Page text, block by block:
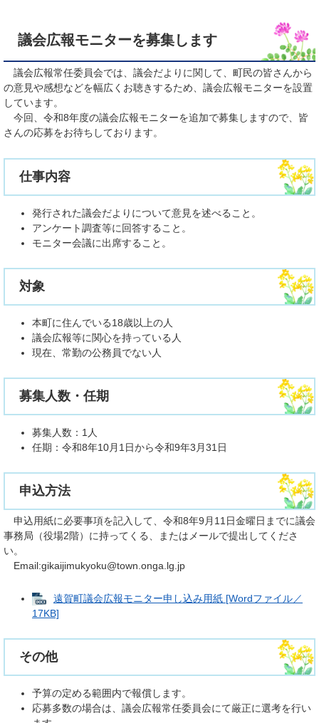
議会広報モニターを募集します
議会広報常任委員会では、議会だよりに関して、町民の皆さんから
の意見や感想などを幅広くお聴きするため、議会広報モニターを設置
しています。
今回、令和8年度の議会広報モニターを追加で募集しますので、皆
さんの応募をお待ちしております。
仕事内容
発行された議会だよりについて意見を述べること。
アンケート調査等に回答すること。
モニター会議に出席すること。
対象
本町に住んでいる18歳以上の人
議会広報等に関心を持っている人
現在、常勤の公務員でない人
募集人数・任期
募集人数：1人
任期：令和8年10月1日から令和9年3月31日
申込方法
申込用紙に必要事項を記入して、令和8年9月11日金曜日までに議会
事務局（役場2階）に持ってくる、またはメールで提出してくださ
い。
Email:gikaijimukyoku@town.onga.lg.jp
遠賀町議会広報モニター申し込み用紙 [Wordファイル／
17KB]
その他
予算の定める範囲内で報償します。
応募多数の場合は、議会広報常任委員会にて厳正に選考を行い